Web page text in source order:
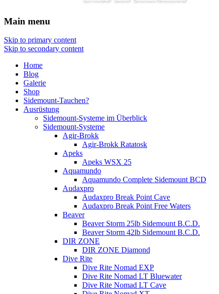
Main menu
Skip to primary content
Skip to secondary content
Home
Blog
Galerie
Shop
Sidemount-Tauchen?
Ausrüstung
Sidemount-Systeme im Überblick
Sidemount-Systeme
Agir-Brokk
Agir-Brokk Ratatosk
Apeks
Apeks WSX 25
Aquamundo
Aquamundo Complete Sidemount BCD
Audaxpro
Audaxpro Break Point Cave
Audaxpro Break Point Free Waters
Beaver
Beaver Storm 25lb Sidemount B.C.D.
Beaver Storm 42lb Sidemount B.C.D.
DIR ZONE
DIR ZONE Diamond
Dive Rite
Dive Rite Nomad EXP
Dive Rite Nomad LT Bluewater
Dive Rite Nomad LT Cave